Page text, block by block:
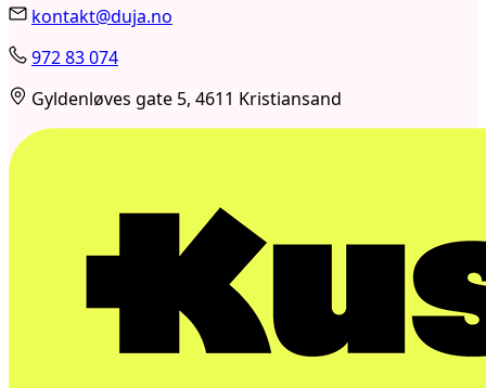
kontakt@duja.no
972 83 074
Gyldenløves gate 5, 4611 Kristiansand